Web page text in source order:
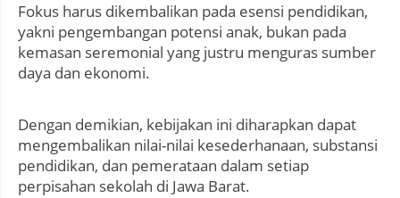
Fokus harus dikembalikan pada esensi pendidikan,
yakni pengembangan potensi anak, bukan pada
kemasan seremonial yang justru menguras sumber
daya dan ekonomi.
Dengan demikian, kebijakan ini diharapkan dapat
mengembalikan nilai-nilai kesederhanaan, substansi
pendidikan, dan pemerataan dalam setiap
perpisahan sekolah di Jawa Barat.